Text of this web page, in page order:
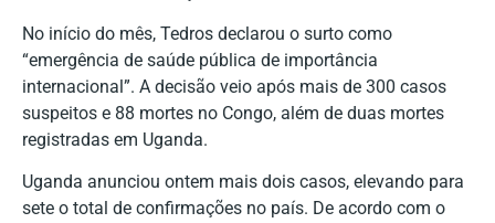
No início do mês, Tedros declarou o surto como
“emergência de saúde pública de importância
internacional”. A decisão veio após mais de 300 casos
suspeitos e 88 mortes no Congo, além de duas mortes
registradas em Uganda.
Uganda anunciou ontem mais dois casos, elevando para
sete o total de confirmações no país. De acordo com o